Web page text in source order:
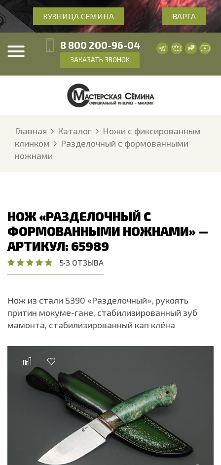
КУЗНИЦА СЕМИНА ВАРГА
8 800 200-96-04
ЗАКАЗАТЬ ЗВОНОК
Главная Каталог
Ножи с фиксированным
клинком
Разделочный с формованными
ножнами
НОЖ «РАЗДЕЛОЧНЫЙ С
ФОРМОВАННЫМИ НОЖНАМИ» —
АРТИКУЛ: 65989
5·3 ОТЗЫВА
Нож из стали S390 «Разделочный», рукоять
притин мокуме-гане, стабилизированный зуб
мамонта, стабилизированный кап клёна